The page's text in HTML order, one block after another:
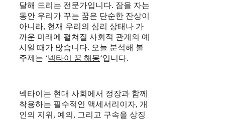
달해 드리는 전문가입니다. 잠을 자는
동안 우리가 꾸는 꿈은 단순한 잔상이
아니라, 현재 우리의 심리 상태나 가
까운 미래에 펼쳐질 사회적 관계의 예
시일 때가 많습니다. 오늘 분석해 볼
주제는 ‘넥타이 꿈 해몽‘입니다.
넥타이는 현대 사회에서 정장과 함께
착용하는 필수적인 액세서리이자, 개
인의 지위, 예의, 그리고 구속을 상징